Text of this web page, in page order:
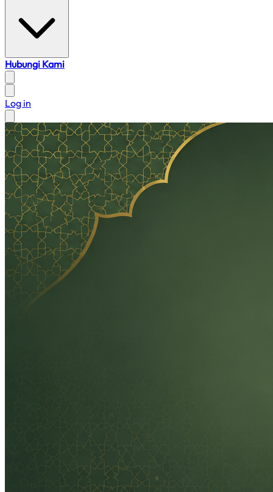
Hubungi Kami
Log in